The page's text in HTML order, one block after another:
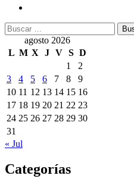
Buscar:
agosto 2026
L M X J V S D
1
2
3
4 5 6 7 8
9
10 11 12 13 14 15 16
17 18 19 20 21 22 23
24 25 26 27 28 29 30
31
« Jul
Categorías